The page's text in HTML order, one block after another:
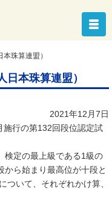
珠算連盟）
本珠算連盟）
2021年12月7日
行の第132回段位認定試
検定の最上級である1級の
から始まり最高位が十段と
ついて、それぞれかけ算、